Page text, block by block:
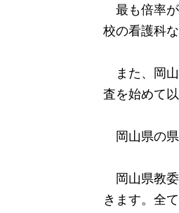
最も倍率が
校の看護科
また、岡山
査を始めて
岡山県の県
岡山県教委
きます。全